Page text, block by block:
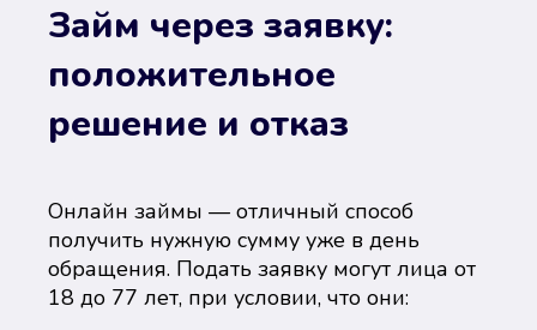
Займ через заявку:
положительное
решение и отказ
Онлайн займы — отличный способ
получить нужную сумму уже в день
обращения. Подать заявку могут лица от
18 до 77 лет, при условии, что они: